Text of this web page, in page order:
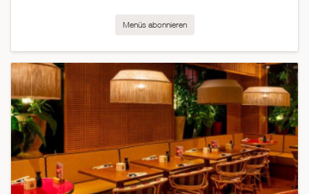
Menüs abonnieren